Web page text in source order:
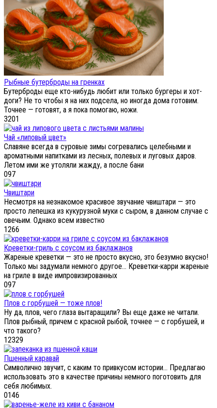
Рыбные бутерброды на гренках
Бутерброды еще кто-нибудь любит или только бургеры и хот-
доги? Не то чтобы я на них подсела, но иногда дома готовим.
Точнее — готовят, а я пока помогаю, ножи.
3201
Чай «липовый цвет»
Славяне всегда в суровые зимы согревались целебными и
ароматными напитками из лесных, полевых и луговых даров.
Летом ими же утоляли жажду, а после бани
097
Чвиштари
Несмотря на незнакомое красивое звучание чвиштари — это
просто лепешка из кукурузной муки с сыром, в данном случае с
овечьим. Однако всем известно
1266
Креветки-гриль с соусом из баклажанов
Жареные креветки — это не просто вкусно, это безумно вкусно!
Только мы задумали немного другое… Креветки-карри жареные
на гриле в виде импровизированных
097
Плов с горбушей — тоже плов!
Ну да, плов, чего глаза вытаращили? Вы еще даже не читали.
Плов рыбный, причем с красной рыбой, точнее — с горбушей, и
что такого?
12329
Пшенный каравай
Символично звучит, с каким то привкусом истории… Предлагаю
использовать это в качестве причины немного поготовить для
себя любимых.
0146